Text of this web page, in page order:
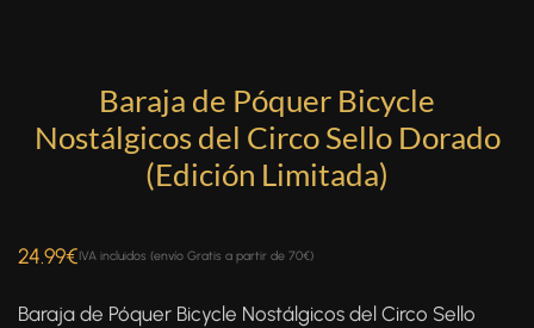
Baraja de Póquer Bicycle
Nostálgicos del Circo Sello Dorado
(Edición Limitada)
24.99€IVA incluidos (envío Gratis a partir de 70€)
Baraja de Póquer Bicycle Nostálgicos del Circo Sello